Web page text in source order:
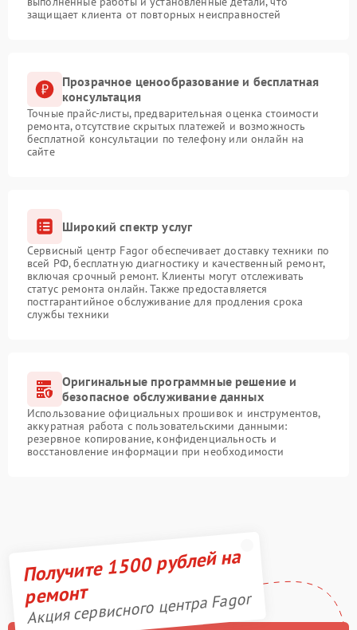
защищает клиента от повторных неисправностей
Прозрачное ценообразование и бесплатная
консультация
Точные прайс-листы, предварительная оценка стоимости
ремонта, отсутствие скрытых платежей и возможность
бесплатной консультации по телефону или онлайн на
сайте
Широкий спектр услуг
Сервисный центр Fagor обеспечивает доставку техники по
всей РФ, бесплатную диагностику и качественный ремонт,
включая срочный ремонт. Клиенты могут отслеживать
статус ремонта онлайн. Также предоставляется
постгарантийное обслуживание для продления срока
службы техники
Оригинальные программные решение и
безопасное обслуживание данных
Использование официальных прошивок и инструментов,
аккуратная работа с пользовательскими данными:
резервное копирование, конфиденциальность и
восстановление информации при необходимости
Получите 1500 рублей на
ремонт
Акция сервисного центра Fagor